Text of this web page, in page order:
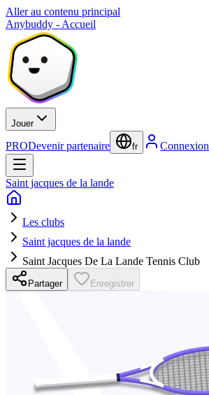
Aller au contenu principal
Anybuddy - Accueil
Jouer
PRODevenir partenaire fr Connexion
Saint jacques de la lande
Les clubs
Saint jacques de la lande
Saint Jacques De La Lande Tennis Club
Partager Enregistrer